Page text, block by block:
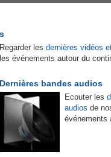
Regarder les dernières vidéos
les événements autour du
Dernières bandes audios
Ecouter les
audios de
événements